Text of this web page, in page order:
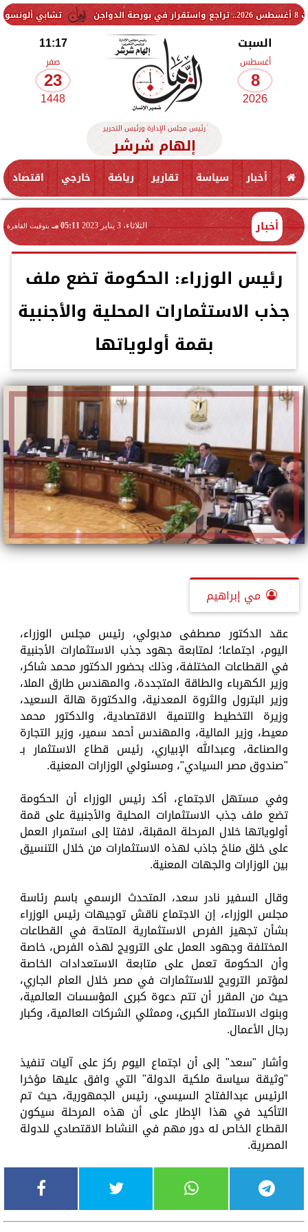
تشابي ألونسو يحسم موقف
السبت
أغسطس
8
2026
11:17
صفر
23
1448
رئيس مجلس الإدارة ورئيس التحرير
إلهام شرشر
أخبار سياسة تقارير رياضة خارجي اقتصاد
أخبار الثلاثاء، 3 يناير 2023 05:11 مـ بتوقيت القاهرة
رئيس الوزراء: الحكومة تضع ملف
جذب الاستثمارات المحلية والأجنبية
بقمة أولوياتها
مي إبراهيم
عقد الدكتور مصطفى مدبولي، رئيس مجلس الوزراء،
اليوم، اجتماعا؛ لمتابعة جهود جذب الاستثمارات الأجنبية
في القطاعات المختلفة، وذلك بحضور الدكتور محمد شاكر،
وزير الكهرباء والطاقة المتجددة، والمهندس طارق الملا،
وزير البترول والثروة المعدنية، والدكتورة هالة السعيد،
وزيرة التخطيط والتنمية الاقتصادية، والدكتور محمد
معيط، وزير المالية، والمهندس أحمد سمير، وزير التجارة
والصناعة، وعبدالله الإبياري، رئيس قطاع الاستثمار بـ
"صندوق مصر السيادي"، ومسئولي الوزارات المعنية.
وفي مستهل الاجتماع، أكد رئيس الوزراء أن الحكومة
تضع ملف جذب الاستثمارات المحلية والأجنبية على قمة
أولوياتها خلال المرحلة المقبلة، لافتا إلى استمرار العمل
على خلق مناخ جاذب لهذه الاستثمارات من خلال التنسيق
بين الوزارات والجهات المعنية.
وقال السفير نادر سعد، المتحدث الرسمي باسم رئاسة
مجلس الوزراء، إن الاجتماع ناقش توجيهات رئيس الوزراء
بشأن تجهيز الفرص الاستثمارية المتاحة في القطاعات
المختلفة وجهود العمل على الترويج لهذه الفرص، خاصة
وأن الحكومة تعمل على متابعة الاستعدادات الخاصة
لمؤتمر الترويج للاستثمارات في مصر خلال العام الجاري،
حيث من المقرر أن تتم دعوة كبرى المؤسسات العالمية،
وبنوك الاستثمار الكبرى، وممثلي الشركات العالمية، وكبار
رجال الأعمال.
وأشار "سعد" إلى أن اجتماع اليوم ركز على آليات تنفيذ
"وثيقة سياسة ملكية الدولة" التي وافق عليها مؤخرا
الرئيس عبدالفتاح السيسي، رئيس الجمهورية، حيث تم
التأكيد في هذا الإطار على أن هذه المرحلة سيكون
القطاع الخاص له دور مهم في النشاط الاقتصادي للدولة
المصرية.